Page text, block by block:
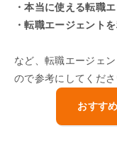
・本当に使える転職
・転職エージェント
など、転職エージェ
ので参考にしてくださ
おすす